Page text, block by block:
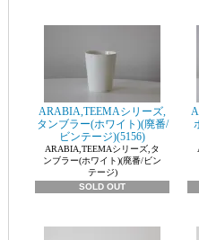
ARABIA,TEEMAシリーズ,
タンブラー(ホワイト)(廃番/
ビンテージ)(5156)
ARABIA,TEEMAシリーズ,タ
ンブラー(ホワイト)(廃番/ビン
テージ)
SOLD OUT